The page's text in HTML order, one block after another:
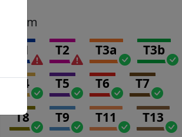
Tram
T1 T2 T3a T3b
T4 T5 T6 T7
T8 T9 T11 T13